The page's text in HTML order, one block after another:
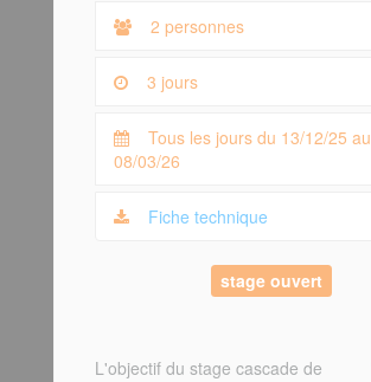
2 personnes
3 jours
Tous les jours du 13/12/25 au
08/03/26
Fiche technique
stage ouvert
L'objectif du stage cascade de